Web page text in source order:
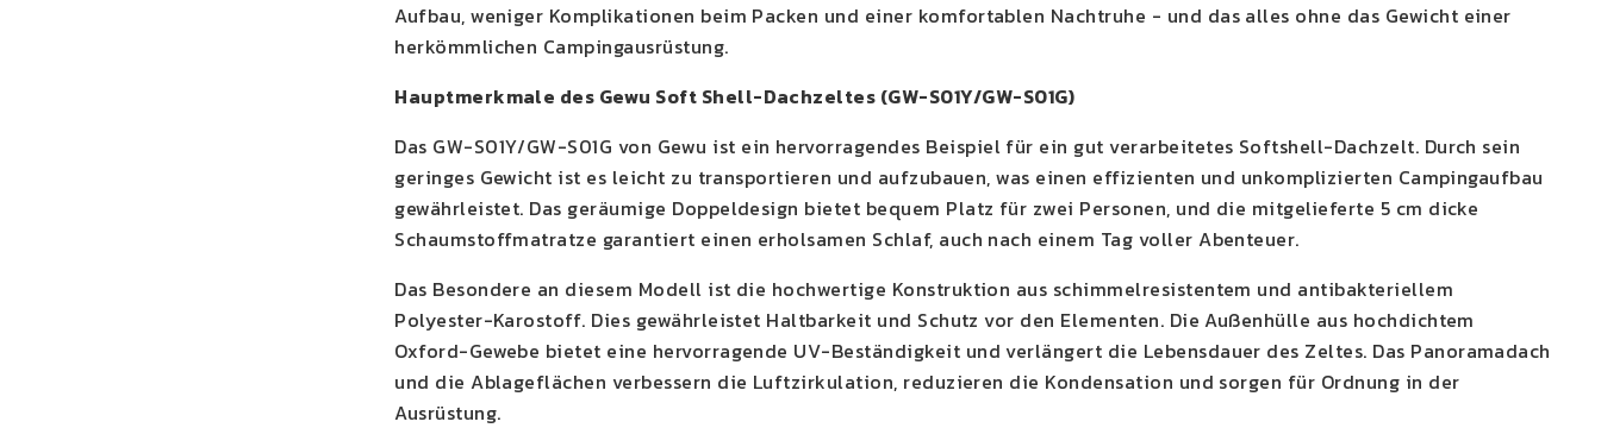
Aufbau, weniger Komplikationen beim Packen und einer komfortablen Nachtruhe - und das alles ohne das Gewicht einer
herkömmlichen Campingausrüstung.
Hauptmerkmale des Gewu Soft Shell-Dachzeltes (GW-S01Y/GW-S01G)
Das GW-S01Y/GW-S01G von Gewu ist ein hervorragendes Beispiel für ein gut verarbeitetes Softshell-Dachzelt. Durch sein
geringes Gewicht ist es leicht zu transportieren und aufzubauen, was einen effizienten und unkomplizierten Campingaufbau
gewährleistet. Das geräumige Doppeldesign bietet bequem Platz für zwei Personen, und die mitgelieferte 5 cm dicke
Schaumstoffmatratze garantiert einen erholsamen Schlaf, auch nach einem Tag voller Abenteuer.
Das Besondere an diesem Modell ist die hochwertige Konstruktion aus schimmelresistentem und antibakteriellem
Polyester-Karostoff. Dies gewährleistet Haltbarkeit und Schutz vor den Elementen. Die Außenhülle aus hochdichtem
Oxford-Gewebe bietet eine hervorragende UV-Beständigkeit und verlängert die Lebensdauer des Zeltes. Das Panoramadach
und die Ablageflächen verbessern die Luftzirkulation, reduzieren die Kondensation und sorgen für Ordnung in der
Ausrüstung.